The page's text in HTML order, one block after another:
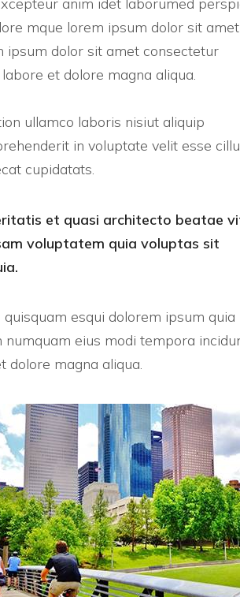
anim idet laborumed
mque lorem ipsum dolor sit amet
ipsum dolor sit amet consectetur
et dolore magna aliqua.
ullamco laboris nisiut aliquip
in voluptate velit esse
cupidatats.
et quasi architecto beatae
voluptatem quia voluptas sit
esqui dolorem ipsum quia
numquam eius modi tempora
dolore magna aliqua.